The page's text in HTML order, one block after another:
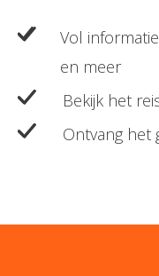
Vol
en meer
Bekijk het
Ontvang het